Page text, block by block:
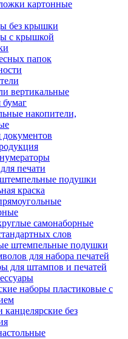
картонные
без крышки
с крышкой
папок
вертикальные
бумаг
накопители,
печати
подушки
краска
самонаборные
слов
штемпельные подушки
для набора печатей
для штампов и печатей
наборы пластиковые с
канцелярские без